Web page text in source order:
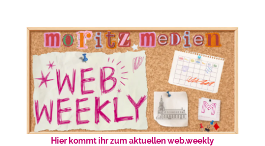
Hier kommt ihr zum aktuellen web.weekly